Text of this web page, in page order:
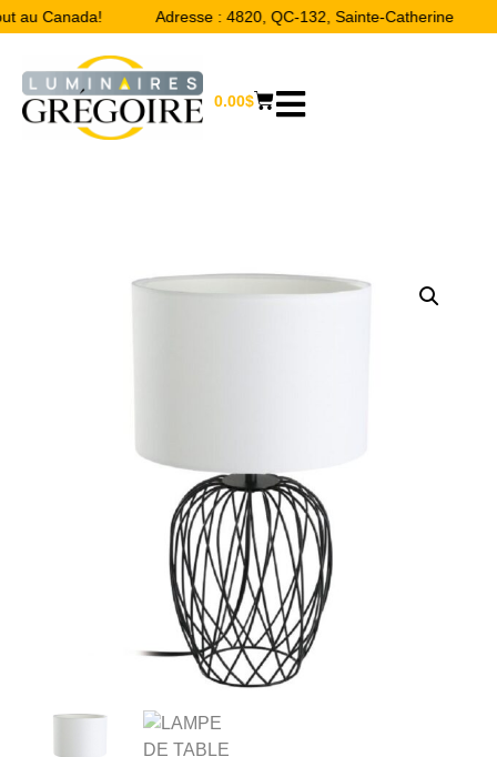
au Canada! Adresse : 4820, QC-132, Sainte-Catherine
0.00$